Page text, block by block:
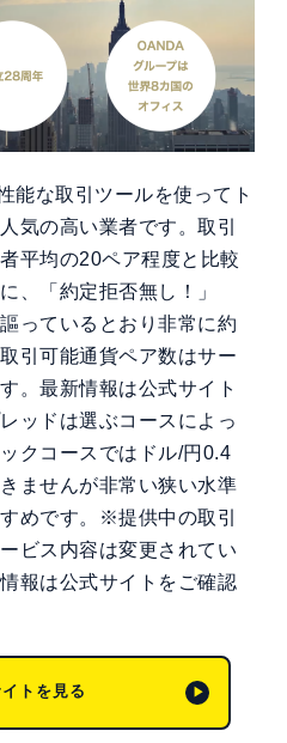
能な取引ツールを使ってト
気の高い業者です。取引
平均の20ペア程度と比較
、「約定拒否無し！」
っているとおり非常に約
引可能通貨ペア数はサー
。最新情報は公式サイト
ッドは選ぶコースによっ
クコースではドル/円0.4
ませんが非常い狭い水準
めです。※提供中の取引
ビス内容は変更されてい
報は公式サイトをご確認
トを見る